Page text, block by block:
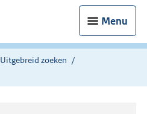
Menu
Uitgebreid zoeken